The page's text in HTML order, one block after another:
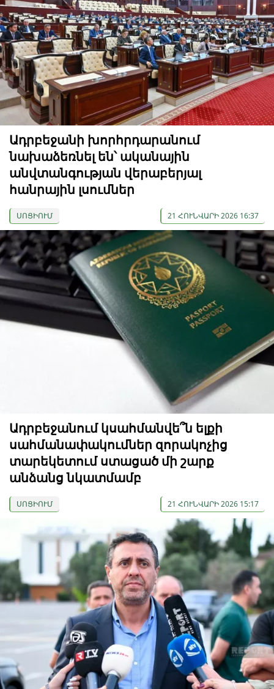
Ադրբեջանի խորհրդարանում
նախաձեռնել են՝ ականային
անվտանգության վերաբերյալ
հանրային լսումներ
ՍՈՑԻՈՒՄ 21 ՀՈՒՆՎԱՐԻ 2026 16:37
Ադրբեջանում կսահմանվե՞ն ելքի
սահմանափակումներ զորակոչից
տարեկետում ստացած մի շարք
անձանց նկատմամբ
ՍՈՑԻՈՒՄ 21 ՀՈՒՆՎԱՐԻ 2026 15:17